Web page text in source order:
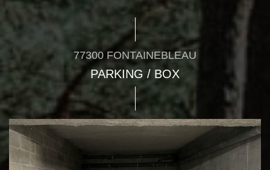
77300 FONTAINEBLEAU
PARKING / BOX